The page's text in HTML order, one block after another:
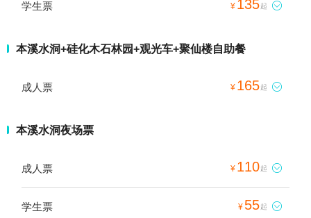
学生票 ¥ 135起 
本溪水洞+硅化木石林园+观光车+聚仙楼自助餐
成人票 ¥ 165起 
本溪水洞夜场票
成人票 ¥ 110起 
学生票 ¥ 55起 